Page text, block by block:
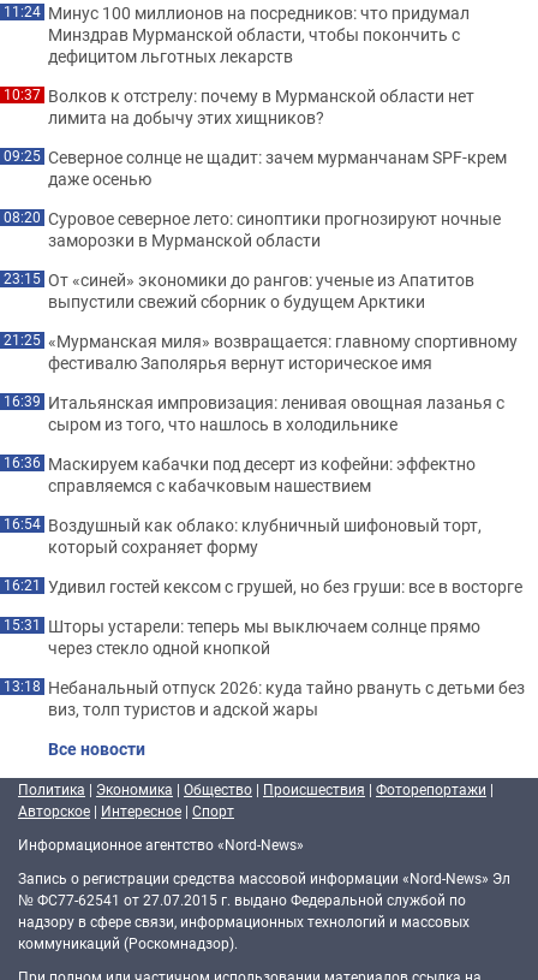
11:24 Минус 100 миллионов на посредников: что придумал
Минздрав Мурманской области, чтобы покончить с
дефицитом льготных лекарств
10:37 Волков к отстрелу: почему в Мурманской области нет
лимита на добычу этих хищников?
09:25 Северное солнце не щадит: зачем мурманчанам SPF-крем
даже осенью
08:20 Суровое северное лето: синоптики прогнозируют ночные
заморозки в Мурманской области
23:15 От «синей» экономики до рангов: ученые из Апатитов
выпустили свежий сборник о будущем Арктики
21:25 «Мурманская миля» возвращается: главному спортивному
фестивалю Заполярья вернут историческое имя
16:39 Итальянская импровизация: ленивая овощная лазанья с
сыром из того, что нашлось в холодильнике
16:36 Маскируем кабачки под десерт из кофейни: эффектно
справляемся с кабачковым нашествием
16:54 Воздушный как облако: клубничный шифоновый торт,
который сохраняет форму
16:21 Удивил гостей кексом с грушей, но без груши: все в восторге
15:31 Шторы устарели: теперь мы выключаем солнце прямо
через стекло одной кнопкой
13:18 Небанальный отпуск 2026: куда тайно рвануть с детьми без
виз, толп туристов и адской жары
Все новости
Политика | Экономика | Общество | Происшествия | Фоторепортажи |
Авторское | Интересное | Спорт
Информационное агентство «Nord-News»
Запись о регистрации средства массовой информации «Nord-News» Эл
№ ФС77-62541 от 27.07.2015 г. выдано Федеральной службой по
надзору в сфере связи, информационных технологий и массовых
коммуникаций (Роскомнадзор).